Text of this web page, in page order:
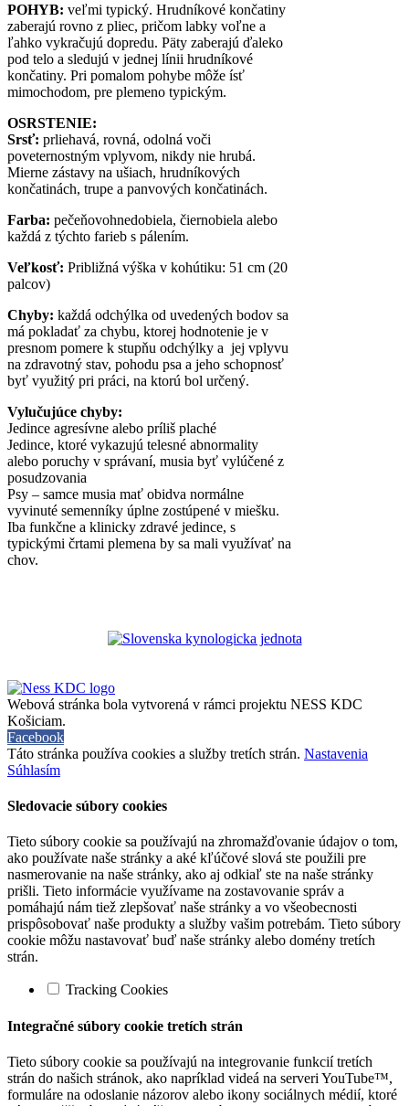
POHYB: veľmi typický. Hrudníkové končatiny
zaberajú rovno z pliec, pričom labky voľne a
ľahko vykračujú dopredu. Päty zaberajú ďaleko
pod telo a sledujú v jednej línii hrudníkové
končatiny. Pri pomalom pohybe môže ísť
mimochodom, pre plemeno typickým.
OSRSTENIE:
Srsť: prliehavá, rovná, odolná voči
poveternostným vplyvom, nikdy nie hrubá.
Mierne zástavy na ušiach, hrudníkových
končatinách, trupe a panvových končatinách.
Farba: pečeňovohnedobiela, čiernobiela alebo
každá z týchto farieb s pálením.
Veľkosť: Približná výška v kohútiku: 51 cm (20
palcov)
Chyby: každá odchýlka od uvedených bodov sa
má pokladať za chybu, ktorej hodnotenie je v
presnom pomere k stupňu odchýlky a jej vplyvu
na zdravotný stav, pohodu psa a jeho schopnosť
byť využitý pri práci, na ktorú bol určený.
Vylučujúce chyby:
Jedince agresívne alebo príliš plaché
Jedince, ktoré vykazujú telesné abnormality
alebo poruchy v správaní, musia byť vylúčené z
posudzovania
Psy – samce musia mať obidva normálne
vyvinuté semenníky úplne zostúpené v miešku.
Iba funkčne a klinicky zdravé jedince, s
typickými črtami plemena by sa mali využívať na
chov.
Webová stránka bola vytvorená v rámci projektu NESS KDC
Košiciam.
Facebook
Táto stránka používa cookies a služby tretích strán. Nastavenia
Súhlasím
Sledovacie súbory cookies
Tieto súbory cookie sa používajú na zhromažďovanie údajov o tom,
ako používate naše stránky a aké kľúčové slová ste použili pre
nasmerovanie na naše stránky, ako aj odkiaľ ste na naše stránky
prišli. Tieto informácie využívame na zostavovanie správ a
pomáhajú nám tiež zlepšovať naše stránky a vo všeobecnosti
prispôsobovať naše produkty a služby vašim potrebám. Tieto súbory
cookie môžu nastavovať buď naše stránky alebo domény tretích
strán.
Tracking Cookies
Integračné súbory cookie tretích strán
Tieto súbory cookie sa používajú na integrovanie funkcií tretích
strán do našich stránok, ako napríklad videá na serveri YouTube™,
formuláre na odoslanie názorov alebo ikony sociálnych médií, ktoré